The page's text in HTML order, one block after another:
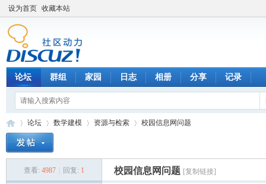
设为首页 收藏本站
论坛 群组 家园 日志 相册 分享 记录
论坛
›
数学建模
›
资源与检索
›
校园信息网问题
查看: 4987 回复: 1 校园信息网问题 [复制链接]